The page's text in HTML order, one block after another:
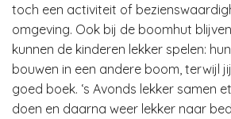
toch een activiteit of
omgeving. Ook bij de boomhut
kunnen de kinderen lekker spelen:
bouwen in een andere boom, terwijl
goed boek. ‘s Avonds lekker samen
doen en daarna weer lekker naar